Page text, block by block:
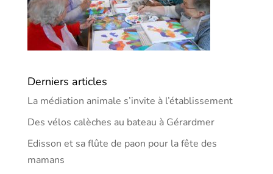
Derniers articles
La médiation animale s’invite à l’établissement
Des vélos calèches au bateau à Gérardmer
Edisson et sa flûte de paon pour la fête des
mamans